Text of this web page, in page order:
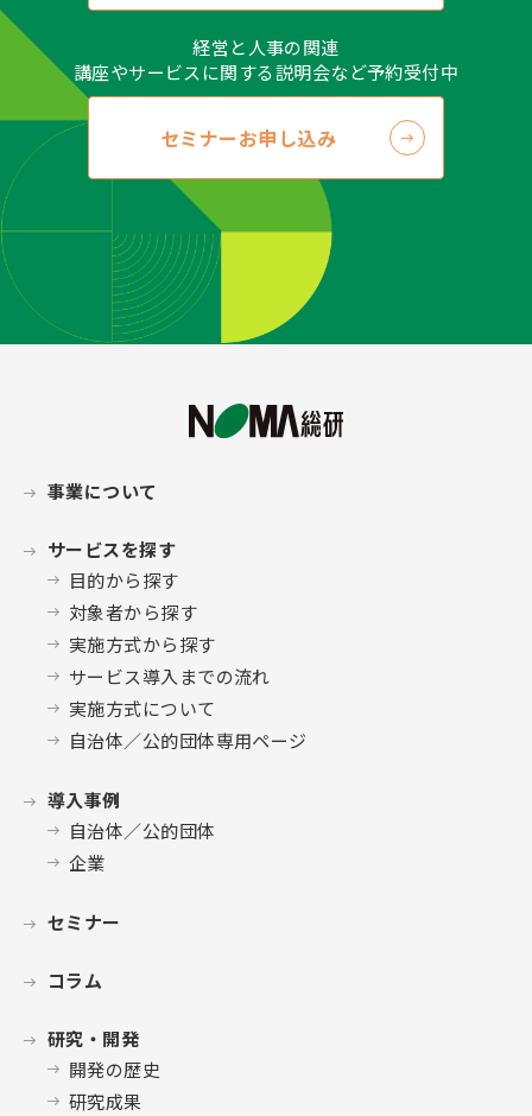
であることが確認できた場合に限り、合理的な範囲で
（当社の事業遂行に支障をおよぼさない範囲で）、速
「個人情報保護に関するお問い合わせ窓口」をご覧く
ださい。
＜個人情報保護に関するお問い合わせ窓口＞
株式会社日本経営協会総合研究所 総務部
〒163-0726 東京都新宿区西新宿二丁目7-1
tel：(03)3340-3061
e-Mail：privacy@noma.co.jp（商品に関するお問い
合せ先ではありません）
はこちらをご確認下さい。
経営と人事の関連
講座やサービスに関する説明会など予約受付中
セミナーお申し込み
事業について
サービスを探す
目的から探す
対象者から探す
実施方式から探す
サービス導入までの流れ
実施方式について
自治体／公的団体専用ページ
導入事例
自治体／公的団体
企業
セミナー
コラム
研究・開発
開発の歴史
研究成果